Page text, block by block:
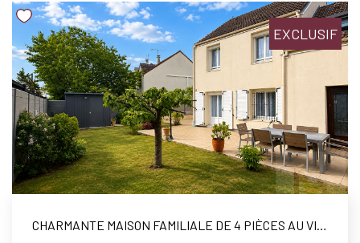
d'aménagement. Copropriété de sol avec une autre maison
sans charges ni syndic.
EXCLUSIF
CHARMANTE MAISON FAMILIALE DE 4 PIÈCES AU VILLAGE DE PLAISANCE